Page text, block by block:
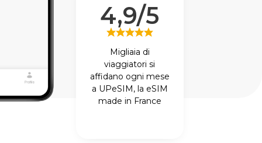
4,9/5
Migliaia di
viaggiatori si
affidano ogni mese
a UPeSIM, la eSIM
made in France